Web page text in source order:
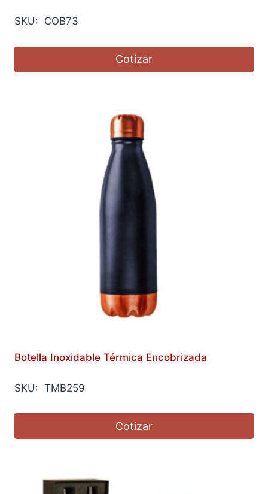
SKU: COB73
Cotizar
Botella Inoxidable Térmica Encobrizada
SKU: TMB259
Cotizar